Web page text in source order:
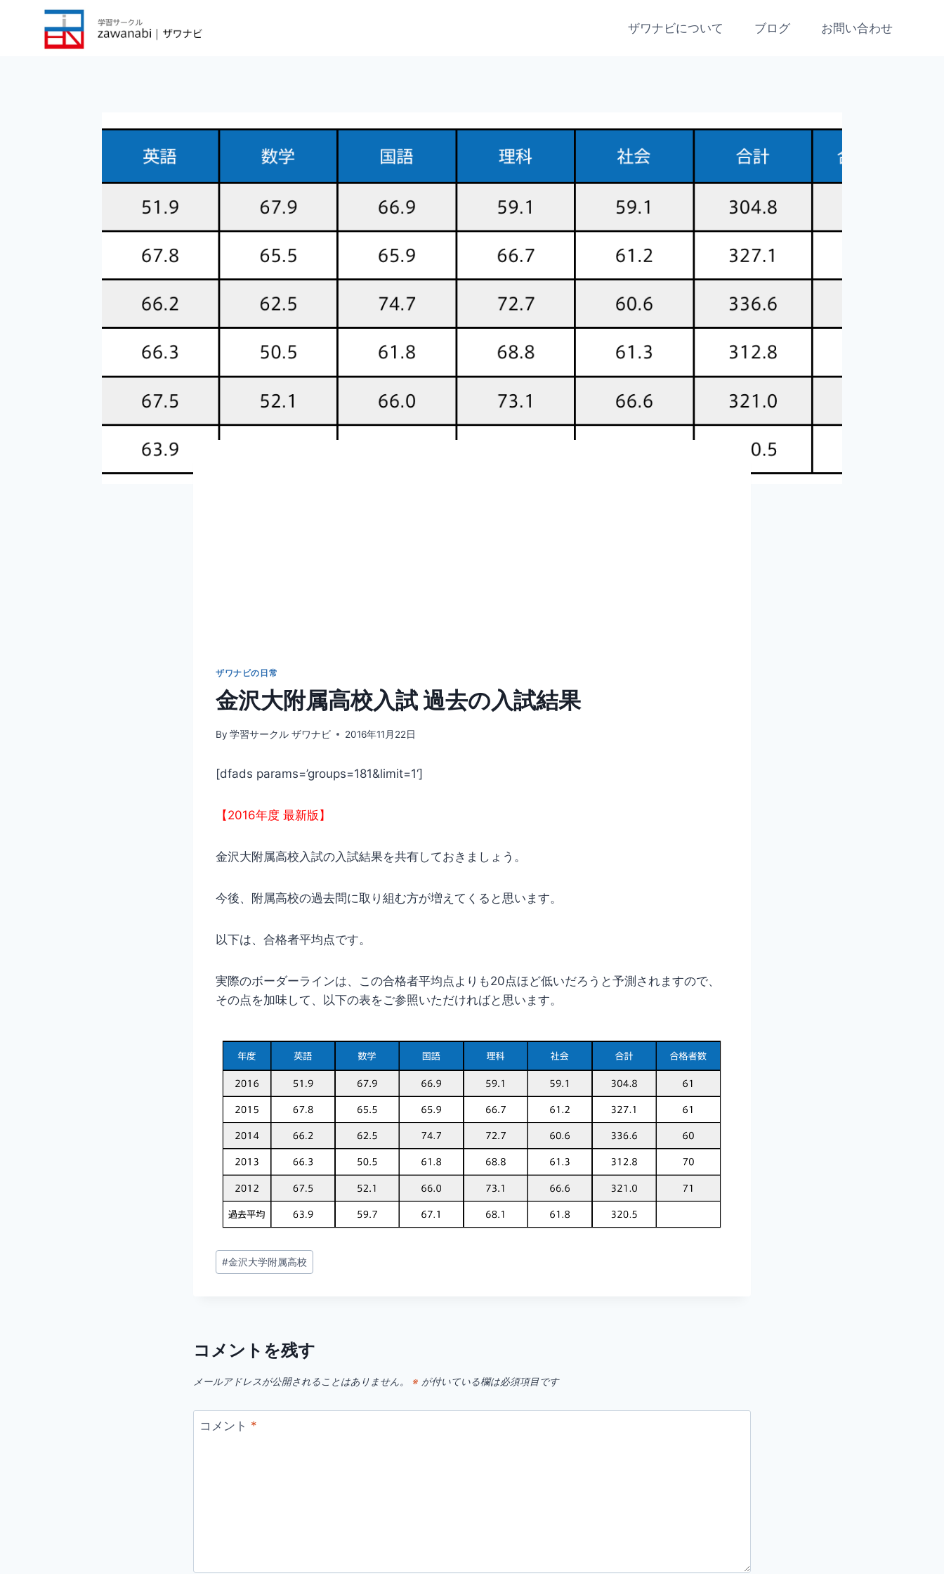
ザワナビについて ブログ お問い合わせ
ザワナビの日常
金沢大附属高校入試 過去の入試結果
By 学習サークル ザワナビ 2016年11月22日
[dfads params=’groups=181&limit=1‘]
【2016年度 最新版】
金沢大附属高校入試の入試結果を共有しておきましょう。
今後、附属高校の過去問に取り組む方が増えてくると思います。
以下は、合格者平均点です。
実際のボーダーラインは、この合格者平均点よりも20点ほど低いだろうと予測されますので、
その点を加味して、以下の表をご参照いただければと思います。
投
稿
#金沢大学附属高校
コメントを残す
メールアドレスが公開されることはありません。 ※ が付いている欄は必須項目です
コメント *